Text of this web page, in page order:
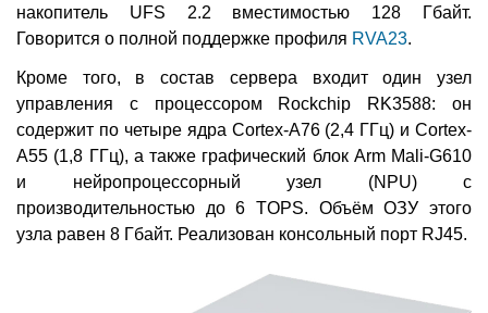
накопитель UFS 2.2 вместимостью 128 Гбайт.
Говорится о полной поддержке профиля RVA23.
Кроме того, в состав сервера входит один узел
управления с процессором Rockchip RK3588: он
содержит по четыре ядра Cortex-A76 (2,4 ГГц) и Cortex-
A55 (1,8 ГГц), а также графический блок Arm Mali-G610
и нейропроцессорный узел (NPU) с
производительностью до 6 TOPS. Объём ОЗУ этого
узла равен 8 Гбайт. Реализован консольный порт RJ45.